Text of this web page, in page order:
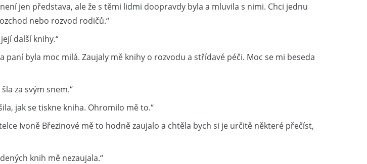
jen představa, ale že s těmi lidmi doopravdy byla a mluvila s nimi. Chci jednu
nebo rozvod rodičů.“
další knihy.“
byla moc milá. Zaujaly mě knihy o rozvodu a střídavé péči. Moc se mi beseda
za svým snem.“
jak se tiskne kniha. Ohromilo mě to.“
Ivoně Březinové mě to hodně zaujalo a chtěla bych si je určitě některé přečíst,
knih mě nezaujala.“